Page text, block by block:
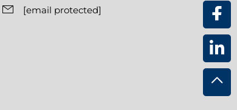
[email protected]